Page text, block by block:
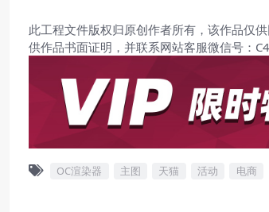
此工程文件版权归原创作者所有，该作品仅
供作品书面证明，并联系网站客服微信号：
OC渲染器 主图 天猫 活动 电商